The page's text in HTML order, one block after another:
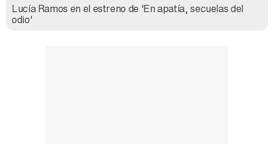
Lucía Ramos en el estreno de 'En apatía, secuelas del
odio'